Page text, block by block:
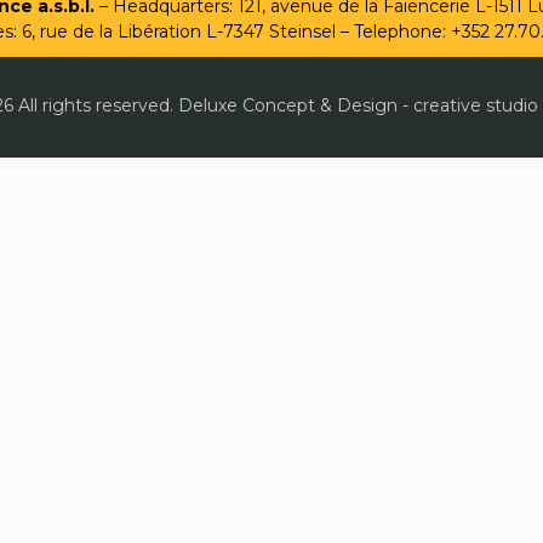
a.s.b.l. – Headquarters: 121, avenue de la Faïencerie L-1511
6, rue de la Libération L-7347 Steinsel – Telephone: +352
All rights reserved. Deluxe Concept & Design - creative studio